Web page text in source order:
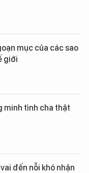
mục của các sao
giới
minh tình cha thật
đến nỗi khó nhận